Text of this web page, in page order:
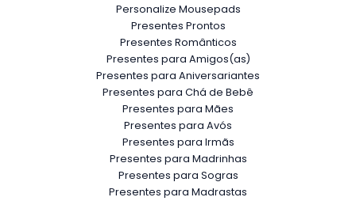
Personalize Mousepads
Presentes Prontos
Presentes Românticos
Presentes para Amigos(as)
Presentes para Aniversariantes
Presentes para Chá de Bebê
Presentes para Mães
Presentes para Avós
Presentes para Irmãs
Presentes para Madrinhas
Presentes para Sogras
Presentes para Madrastas